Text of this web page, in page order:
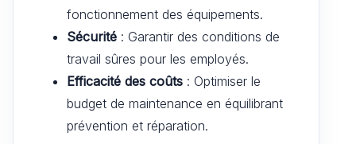
fonctionnement des équipements.
Sécurité : Garantir des conditions de
travail sûres pour les employés.
Efficacité des coûts : Optimiser le
budget de maintenance en équilibrant
prévention et réparation.